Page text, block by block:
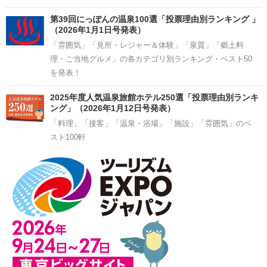
第39回にっぽんの温泉100選「投票理由別ランキング 」
（2026年1月1日号発表）
「雰囲気」「見所・レジャー＆体験」「泉質」「郷土料
理・ご当地グルメ」の各カテゴリ別ランキング・ベスト50
を発表！
2025年度人気温泉旅館ホテル250選「投票理由別ランキ
ング」（2026年1月12日号発表）
「料理」「接客」「温泉・浴場」「施設」「雰囲気」のベ
スト100軒